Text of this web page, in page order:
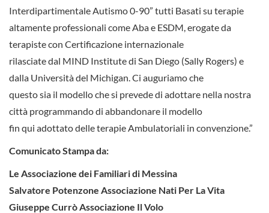
Interdipartimentale Autismo 0-90” tutti Basati su terapie
altamente professionali come Aba e ESDM, erogate da
terapiste con Certificazione internazionale
rilasciate dal MIND Institute di San Diego (Sally Rogers) e
dalla Università del Michigan. Ci auguriamo che
questo sia il modello che si prevede di adottare nella nostra
città programmando di abbandonare il modello
fin qui adottato delle terapie Ambulatoriali in convenzione.”
Comunicato Stampa da:
Le Associazione dei Familiari di Messina
Salvatore Potenzone Associazione Nati Per La Vita
Giuseppe Currò Associazione Il Volo